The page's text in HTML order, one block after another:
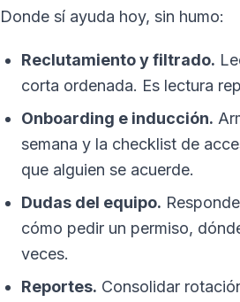
Donde sí ayuda hoy, sin humo:
Reclutamiento y filtrado.
corta ordenada. Es lectura
Onboarding e inducción.
semana y la checklist de
que alguien se acuerde.
Dudas del equipo.
cómo pedir un permiso,
veces.
Reportes. Consolidar